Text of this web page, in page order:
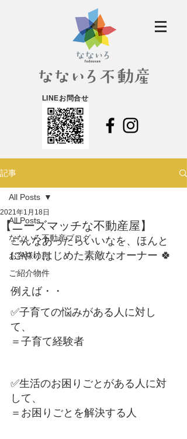
LINEお問合せ
記事
All Posts
なないろ不動産ブログ
お客様の声
ご紹介物件
All Posts
【ニーズマッチな不動産屋】
2021年1月18日
こんなあったらいいなを、ほんと
にやりはじめた素敵なオーナー 🍀
例えば・・
✅子育ての悩みがある人に対し
て、
＝子育て経験者
✅生活のお困りごとがある人に対
して、
＝お困りごとを解決する人